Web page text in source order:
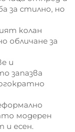
за стилно, но
колан
обличане за
и
запазва
модерен
и есен.